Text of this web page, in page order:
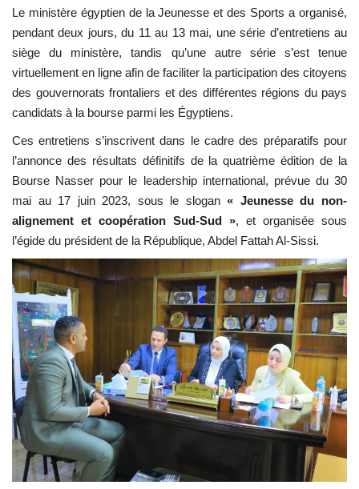
Équipe de travail
Les pionniers
Le citoyen mondial
Documents
L'exposition
Références
Gallery
Nos Partenaires
opportunités
Language
English Swahili
French Arabic
Le ministère égyptien de la Jeunesse et des Sports a organisé,
pendant deux jours, du 11 au 13 mai, une série d’entretiens au
siège du ministère, tandis qu’une autre série s’est tenue
virtuellement en ligne afin de faciliter la participation des citoyens
des gouvernorats frontaliers et des différentes régions du pays
candidats à la bourse parmi les Égyptiens.
Ces entretiens s’inscrivent dans le cadre des préparatifs pour
l’annonce des résultats définitifs de la quatrième édition de la
Bourse Nasser pour le leadership international, prévue du 30
mai au 17 juin 2023, sous le slogan« Jeunesse du non-
alignement et coopération Sud-Sud », et organisée sous
l’égide du président de la République, Abdel Fattah Al-Sissi.